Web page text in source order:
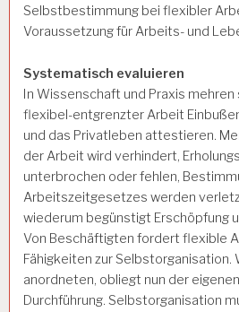
Selbstbestimmung bei flexibler
Voraussetzung für Arbeits- und
Systematisch evaluieren
In Wissenschaft und Praxis mehren
flexibel-entgrenzter Arbeit
und das Privatleben attestieren.
der Arbeit wird verhindert,
unterbrochen oder fehlen,
Arbeitszeitgesetzes werden
wiederum begünstigt Erschöpfung
Von Beschäftigten fordert flexible
Fähigkeiten zur Selbstorganisation.
anordneten, obliegt nun der
Durchführung. Selbstorganisation